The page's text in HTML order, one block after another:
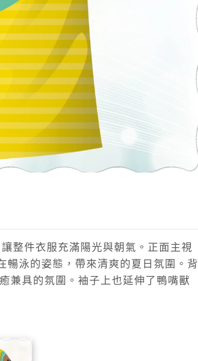
整件衣服充滿陽光與朝氣。正面主視
暢泳的姿態，帶來清爽的夏日氛圍。背
兼具的氛圍。袖子上也延伸了鴨嘴獸